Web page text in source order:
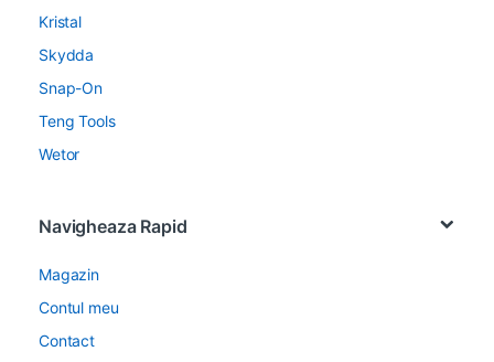
Kristal
Skydda
Snap-On
Teng Tools
Wetor
Navigheaza Rapid
Magazin
Contul meu
Contact